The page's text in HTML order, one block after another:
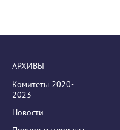
АРХИВЫ
Комитеты 2020-
2023
Новости